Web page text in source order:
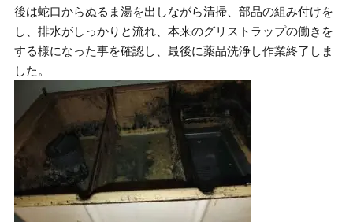
後は蛇口からぬるま湯を出しながら清掃、部品の組み付けを
し、排水がしっかりと流れ、本来のグリストラップの働きを
する様になった事を確認し、最後に薬品洗浄し作業終了しま
した。